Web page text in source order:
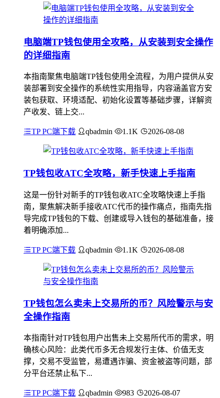
电脑端TP钱包使用全攻略，从安装到安全操作
的详细指南
本指南聚焦电脑端TP钱包使用全流程，为用户提供从安
装部署到安全操作的系统性实用指导，内容涵盖官方安
装包获取、环境适配、初始化设置等基础步骤，详解资
产收发、链上交...
TP PC端下载 qbadmin 1.1K 2026-08-08
TP钱包收ATC全攻略，新手快速上手指南
这是一份针对新手的TP钱包收ATC全攻略快速上手指
南，聚焦解决新手接收ATC代币的操作痛点，指南先指
导完成TP钱包的下载、创建或导入钱包的基础准备，接
着明确添加...
TP PC端下载 qbadmin 1.1K 2026-08-08
TP钱包怎么卖未上交易所的币？风险警示与安
全操作指南
本指南针对TP钱包用户出售未上交易所代币的需求，明
确核心风险：此类代币多无合规发行主体、价值无支
撑，交易不受监管，易遭遇诈骗、资金被盗等问题，部
分平台还禁止私下...
TP PC端下载 qbadmin 983 2026-08-07